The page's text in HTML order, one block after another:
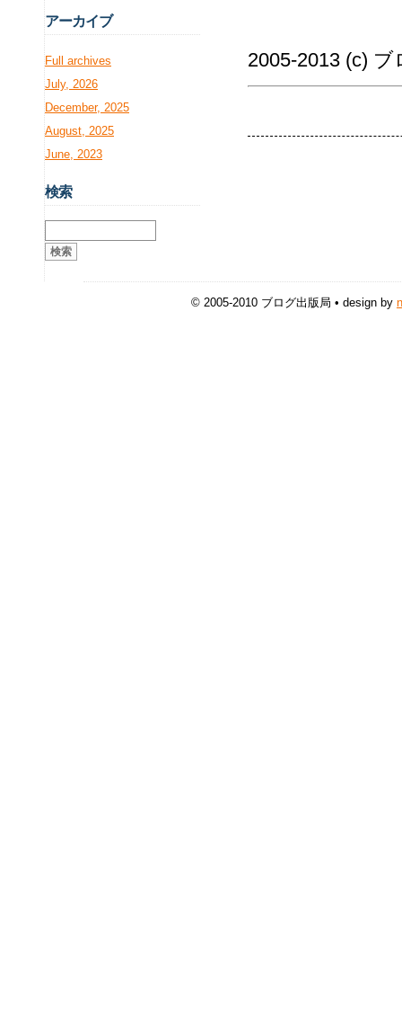
2005-2013 (c) ブ
アーカイブ
Full archives
July, 2026
December, 2025
August, 2025
June, 2023
検索
© 2005-2010 ブログ出版局 • design by